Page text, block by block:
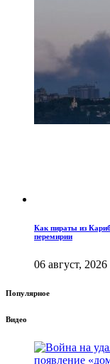
Как пираты из
перемирии
06 август, 2026
Популярное
Видео